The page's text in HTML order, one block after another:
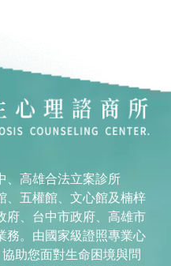
、高雄合法立案診所
、五權館、文心館及楠梓
府、台中市政府、高雄市
務。由國家級證照專業心
助您面對生命困境與問